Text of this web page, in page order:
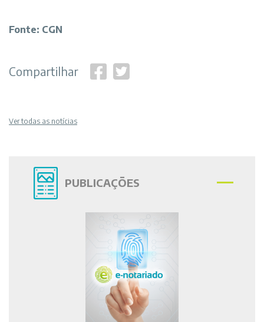
Fonte: CGN
Compartilhar
Ver todas as notícias
PUBLICAÇÕES